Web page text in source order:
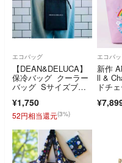
エコバッグ
【DEAN&DELUCA】
保冷バッグ クーラー
バッグ Sサイズブラ
¥1,750
52円相当還元(3%)
エコバ
新作
ll &
ドチ